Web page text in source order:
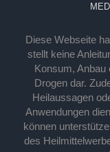
Diese Webseite
stellt keine
Konsum, Anbau
Drogen dar.
Heilaussagen
Anwendungen
können
des